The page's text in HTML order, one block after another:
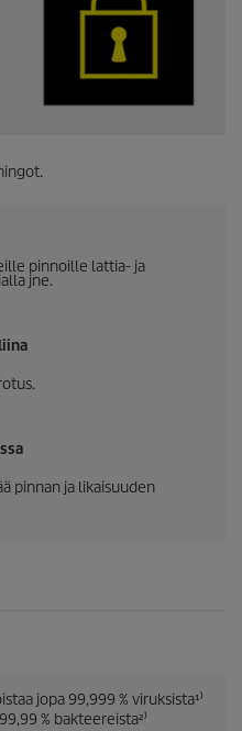
pinnoille lattia- ja
jne.
pinnan ja likaisuuden
jopa 99,999 % viruksista¹⁾
% bakteereista²⁾